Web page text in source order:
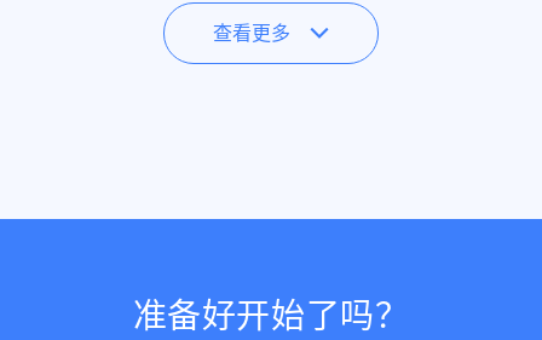
查看更多
准备好开始了吗？